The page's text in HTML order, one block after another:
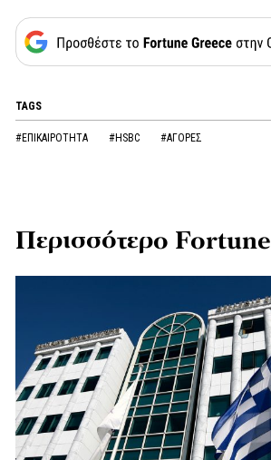
TAGS
#ΕΠΙΚΑΙΡΟΤΗΤΑ #HSBC #ΑΓΟΡΕΣ
Περισσότερο Fortune